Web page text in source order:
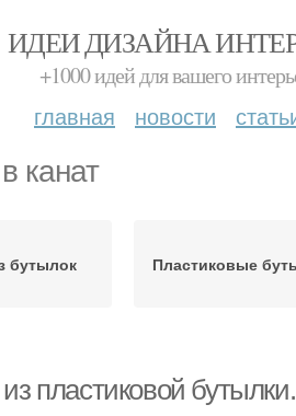
ИДЕИ ДИЗАЙНА
+1000 идей для вашего
главная новости
канат
бутылок Пластиковые
пластиковой